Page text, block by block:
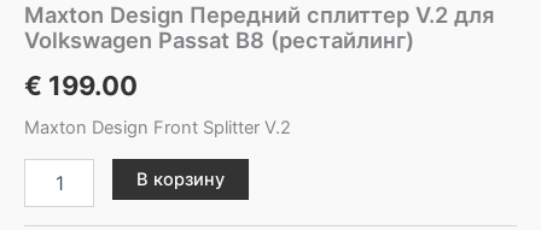
Maxton Design Передний сплиттер V.2 для
Volkswagen Passat B8 (рестайлинг)
€ 199.00
Maxton Design Front Splitter V.2
товара
В корзину